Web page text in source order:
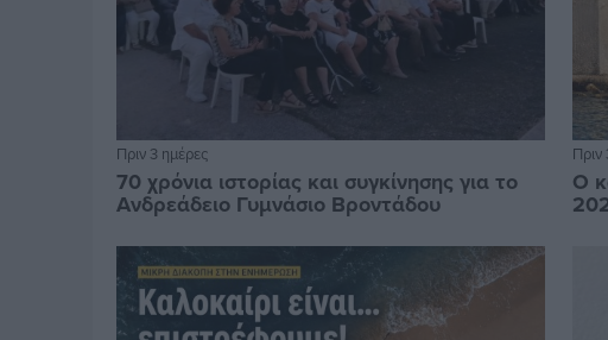
Πριν 3 ημέρες
70 χρόνια ιστορίας και συγκίνησης για το
Ανδρεάδειο Γυμνάσιο Βροντάδου
Πριν
Ο